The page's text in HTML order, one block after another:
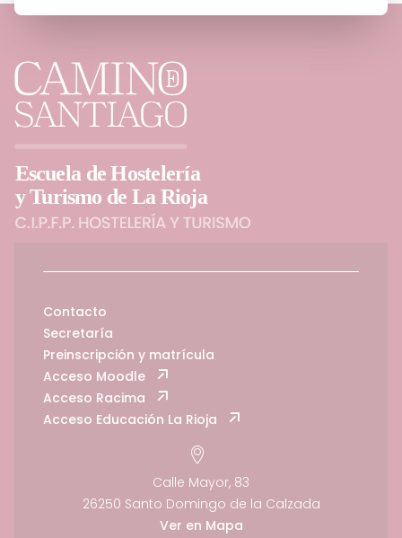
Contacto
Secretaría
Preinscripción y matrícula
Acceso Moodle
Acceso Racima
Acceso Educación La Rioja
Calle Mayor, 83
26250 Santo Domingo de la Calzada
Ver en Mapa